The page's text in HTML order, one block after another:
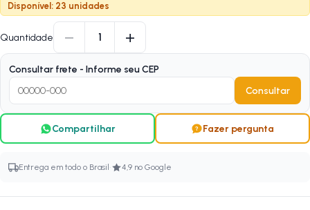
Disponível: 23 unidades
Quantidade − 1 +
Consultar frete - Informe seu CEP
Consultar
Compartilhar Fazer pergunta
Entrega em todo o Brasil · 4,9 no Google